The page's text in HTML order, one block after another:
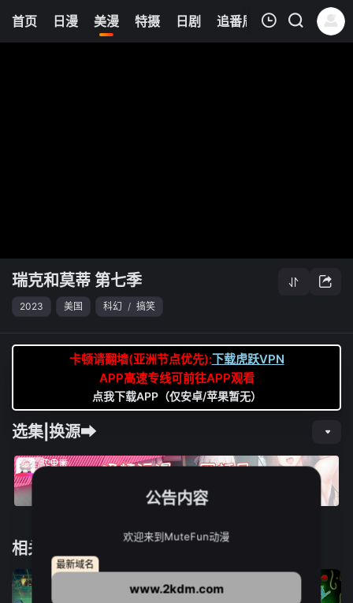
首页 日漫 美漫 特摄 日剧 追番周表 今日更新
0
瑞克和莫蒂 第七季
2023 美国 科幻 / 搞笑
卡顿请翻墙(亚洲节点优先):下载虎跃VPN
APP高速专线可前往APP观看
点我下载APP（仅安卓/苹果暂无）
选集|换源➡
相关推荐
公告内容
欢迎来到MuteFun动漫
最新域名
www.2kdm.com